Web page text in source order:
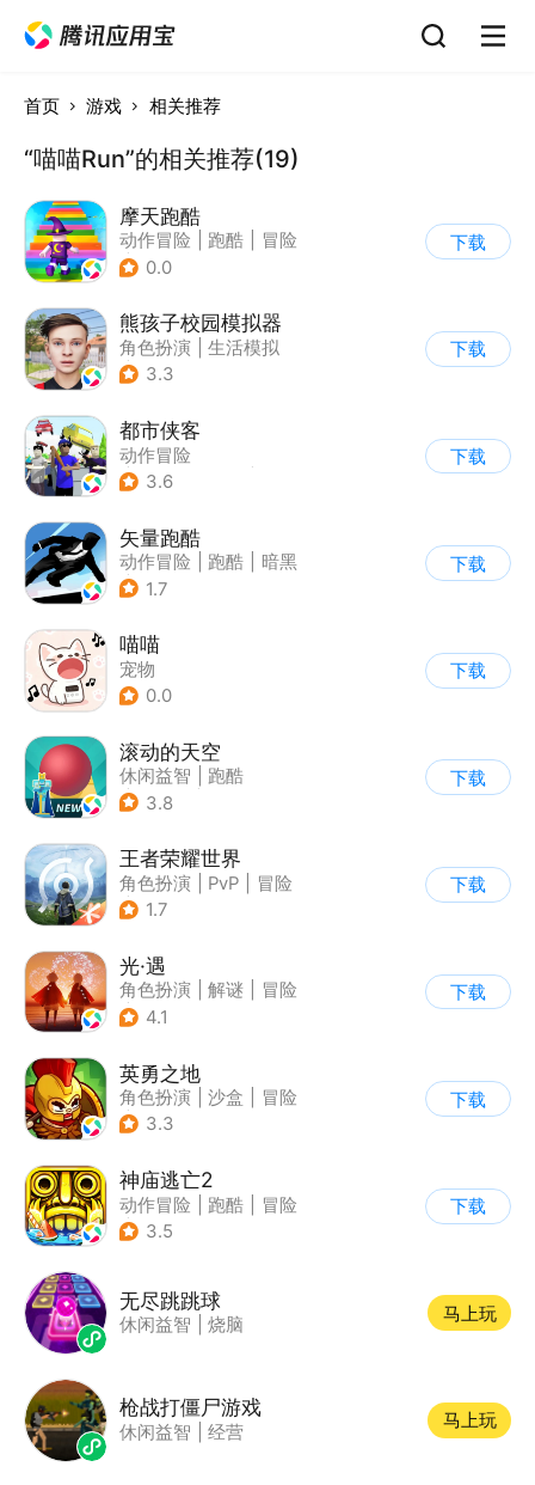
首页 游戏 相关推荐
“喵喵Run”的相关推荐(19)
摩天跑酷
动作冒险 跑酷
冒险
| 横版过关
0.0
下载
熊孩子校园模拟器
角色扮演
生活模拟
| 写实
3.3
下载
都市侠客
动作冒险
| 第一人称射击
3.6
下载
矢量跑酷
动作冒险 跑酷
暗黑
| 通关
1.7
下载
喵喵
宠物
0.0
下载
滚动的天空
休闲益智
跑酷
| 女性向
3.8
下载
王者荣耀世界
角色扮演 PvP
冒险
| 开放世界
1.7
下载
光·遇
角色扮演 解谜
冒险
| 开放世界
4.1
下载
英勇之地
角色扮演 沙盒
冒险
| steam游戏
3.3
下载
神庙逃亡2
动作冒险 跑酷
冒险
| 欧美风
3.5
下载
无尽跳跳球
休闲益智 烧脑
马上玩
枪战打僵尸游戏
休闲益智 经营
马上玩